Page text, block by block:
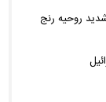
شدید روحیه رنج